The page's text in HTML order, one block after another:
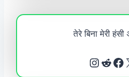
तेरे बिना मेरी हंसी
Instagram Reddit Facebook